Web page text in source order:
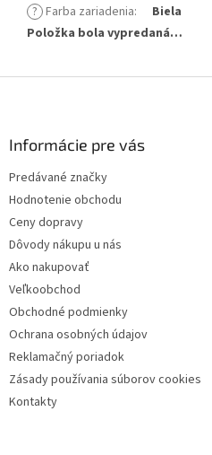
? Farba zariadenia:
Biela
Položka bola vypredaná…
Informácie pre vás
Predávané značky
Hodnotenie obchodu
Ceny dopravy
Dôvody nákupu u nás
Ako nakupovať
Veľkoobchod
Obchodné podmienky
Ochrana osobných údajov
Reklamačný poriadok
Zásady používania súborov cookies
Kontakty